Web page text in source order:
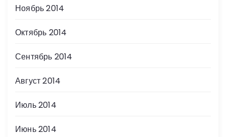
Ноябрь 2014
Октябрь 2014
Сентябрь 2014
Август 2014
Июль 2014
Июнь 2014